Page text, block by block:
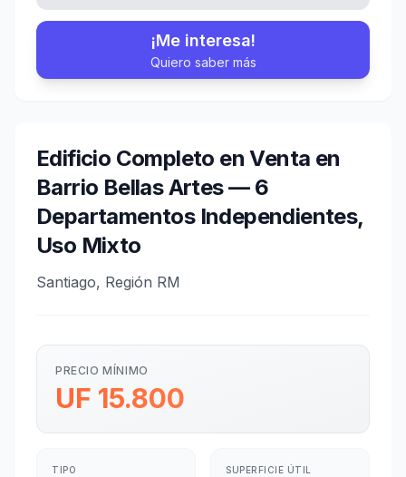
Edificio Completo en Venta en
Barrio Bellas Artes — 6
Departamentos Independientes,
Uso Mixto
Santiago, Región RM
PRECIO MÍNIMO
UF 15.800
TIPO SUPERFICIE ÚTIL
¡Me interesa!
Quiero saber más